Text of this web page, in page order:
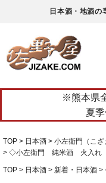
日本酒・地酒
※熊本県
夏
TOP 日本酒
小左衛門（こ
◇小左衛門 純米酒 火入れ
TOP 日本酒 新着・日本酒